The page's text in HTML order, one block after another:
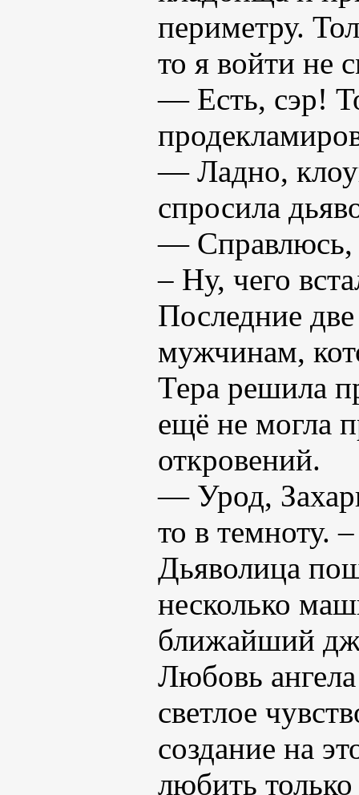
периметру.
то я войти не
— Есть, сэр!
— Ладно,
спросила
— Справлюсь,
– Ну, чего
Последние
мужчинам,
Тера решила
ещё не могла
откровений.
— Урод,
то в темноту.
Дьяволица
несколько
ближайший
Любовь
светлое
создание на
любить